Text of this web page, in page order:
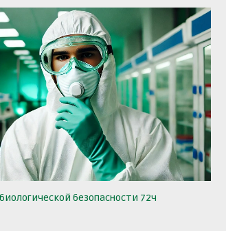
безопасности 72ч